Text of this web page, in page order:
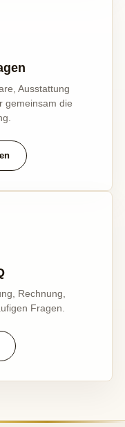
Ausstattung
gemeinsam die
Rechnung,
Fragen.